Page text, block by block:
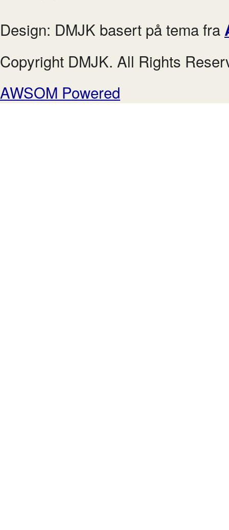
Design: DMJK basert på tema fra
Copyright DMJK. All Rights
AWSOM Powered